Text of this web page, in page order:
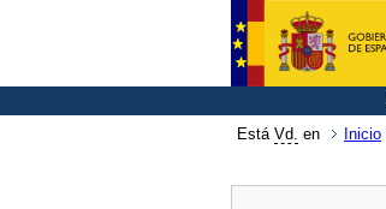
Está Vd. en Inicio